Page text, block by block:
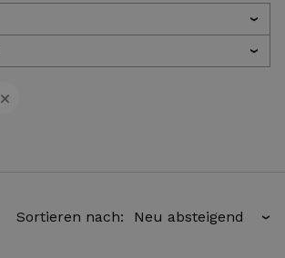
›
›
+
Sortieren nach: ›